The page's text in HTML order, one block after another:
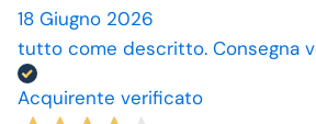
18 Giugno 2026
tutto come descritto. Consegna
Acquirente verificato